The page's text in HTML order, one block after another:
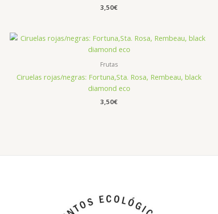
3,50€
Frutas
Ciruelas rojas/negras: Fortuna,Sta. Rosa, Rembeau, black
diamond eco
3,50€